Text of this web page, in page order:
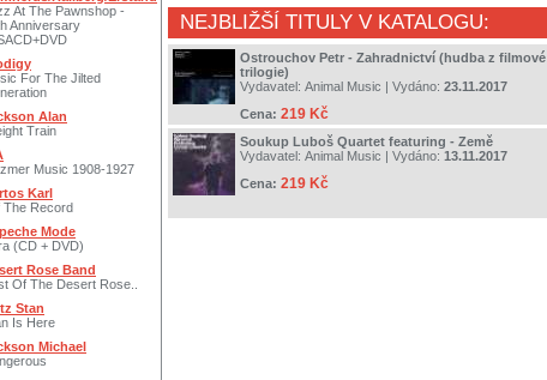
At The Pawnshop -
Anniversary
For The Jilted
Alan
Train
Music 1908-1927
Karl
The Record
Mode
(CD + DVD)
Rose Band
Of The Desert Rose..
Stan
Is Here
Michael
NEJBLIŽŠÍ TITULY V KATALOGU:
Ostrouchov Petr - Zahradnictví (hudba z filmové
trilogie)
Vydavatel: Animal Music | Vydáno: 23.11.2017
Cena: 219 Kč
Soukup Luboš Quartet featuring - Země
Vydavatel: Animal Music | Vydáno: 13.11.2017
Cena: 219 Kč